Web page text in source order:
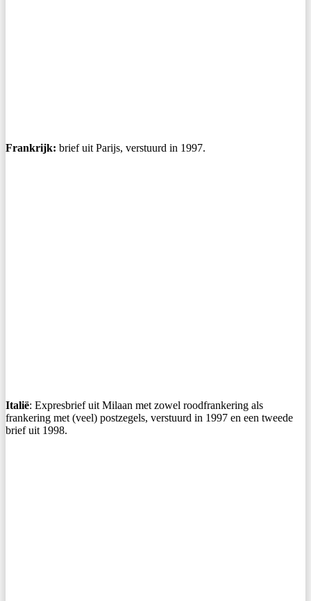
Frankrijk: brief uit Parijs, verstuurd in 1997.
Italië: Expresbrief uit Milaan met zowel roodfrankering als
frankering met (veel) postzegels, verstuurd in 1997 en een tweede
brief uit 1998.